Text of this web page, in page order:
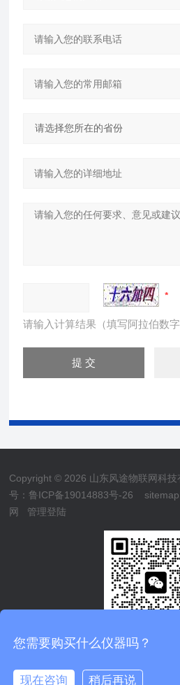
请输入计算结果（填写阿拉伯数
Copyright © 2026 山东风途物联网科
号：鲁ICP备19014883号-26
网
管理登陆
鲁公网安备
您需要购买什么仪器吗？
现在咨询 稍后再说